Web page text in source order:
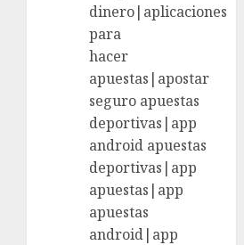
dinero|aplicaciones
para
hacer
apuestas|apostar
seguro apuestas
deportivas|app
android apuestas
deportivas|app
apuestas|app
apuestas
android|app